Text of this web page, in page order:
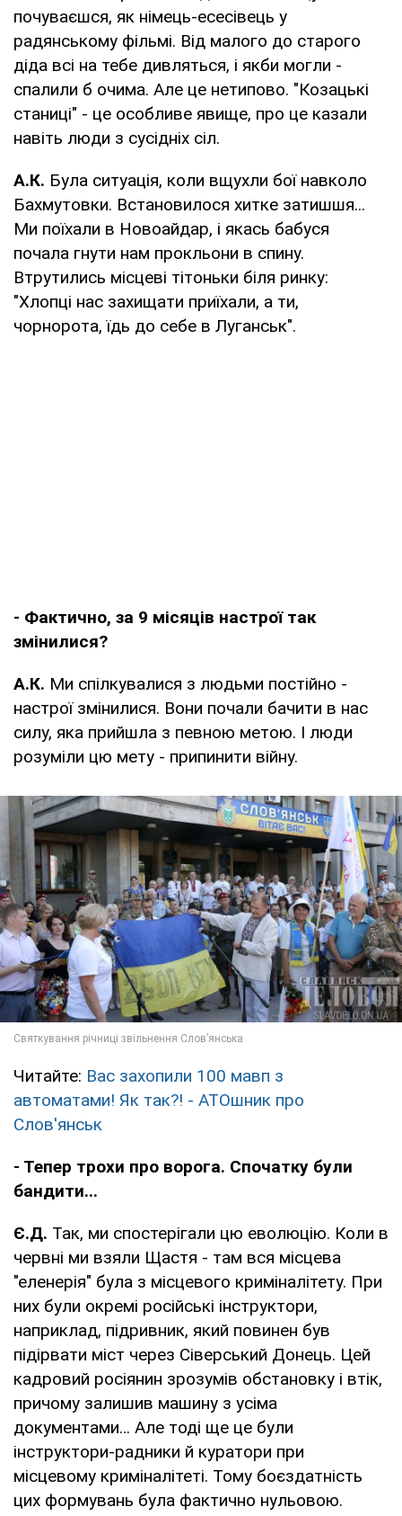
почуваєшся, як німець-есесівець у
радянському фільмі. Від малого до старого
діда всі на тебе дивляться, і якби могли -
спалили б очима. Але це нетипово. "Козацькі
станиці" - це особливе явище, про це казали
навіть люди з сусідніх сіл.
А.К. Була ситуація, коли вщухли бої навколо
Бахмутовки. Встановилося хитке затишшя...
Ми поїхали в Новоайдар, і якась бабуся
почала гнути нам прокльони в спину.
Втрутились місцеві тітоньки біля ринку:
"Хлопці нас захищати приїхали, а ти,
чорнорота, їдь до себе в Луганськ".
- Фактично, за 9 місяців настрої так
змінилися?
А.К. Ми спілкувалися з людьми постійно -
настрої змінилися. Вони почали бачити в нас
силу, яка прийшла з певною метою. І люди
розуміли цю мету - припинити війну.
Читайте: Вас захопили 100 мавп з
автоматами! Як так?! - АТОшник про
Слов'янськ
- Тепер трохи про ворога. Спочатку були
бандити...
Є.Д. Так, ми спостерігали цю еволюцію. Коли в
червні ми взяли Щастя - там вся місцева
"еленерія" була з місцевого криміналітету. При
них були окремі російські інструктори,
наприклад, підривник, який повинен був
підірвати міст через Сіверський Донець. Цей
кадровий росіянин зрозумів обстановку і втік,
причому залишив машину з усіма
документами… Але тоді ще це були
інструктори-радники й куратори при
місцевому криміналітеті. Тому боєздатність
цих формувань була фактично нульовою.